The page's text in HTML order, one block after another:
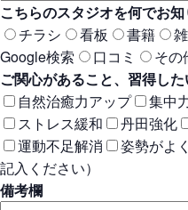
こちらのスタジオを何でお
チラシ
看板 書籍
Google検索
口コミ
その
ご関心があること、習得した
自然治癒力アップ
集中
ストレス緩和
丹田強化
運動不足解消
姿勢がよ
記入ください）
備考欄